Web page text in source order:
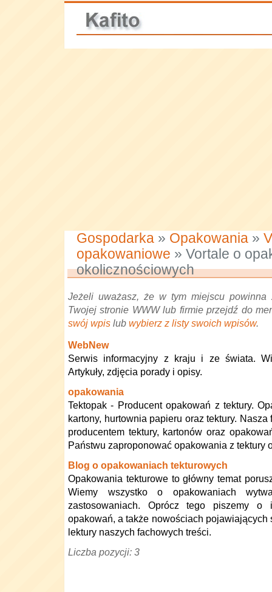
Gospodarka » Opakowania »
opakowaniowe » Vortale o
okolicznościowych
Jeżeli uważasz, że w tym miejscu powinna
Twojej stronie WWW lub firmie przejdź do
swój wpis lub wybierz z listy swoich wpisów.
WebNew
Serwis informacyjny z kraju i ze świata.
Artykuły, zdjęcia porady i opisy.
opakowania
Tektopak - Producent opakowań z tektury.
kartony, hurtownia papieru oraz tektury.
producentem tektury, kartonów oraz
Państwu zaproponować opakowania z tektury
Blog o opakowaniach tekturowych
Opakowania tekturowe to główny temat
Wiemy wszystko o opakowaniach
zastosowaniach. Oprócz tego piszemy o
opakowań, a także nowościach pojawiających
lektury naszych fachowych treści.
Liczba pozycji: 3